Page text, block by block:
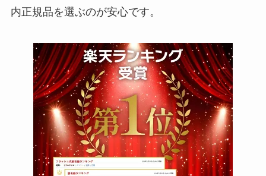
内正規品を選ぶのが安心です。